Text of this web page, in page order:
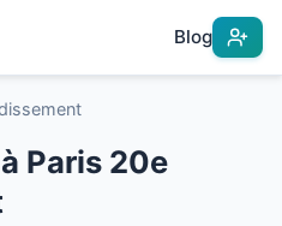
Blog
Paris 20e